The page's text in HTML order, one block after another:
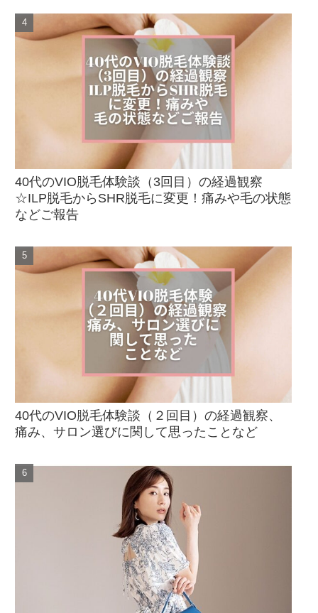
40代のVIO脱毛体験談（3回目）の経過観察
☆ILP脱毛からSHR脱毛に変更！痛みや毛の状態
などご報告
40代のVIO脱毛体験談（２回目）の経過観察、
痛み、サロン選びに関して思ったことなど